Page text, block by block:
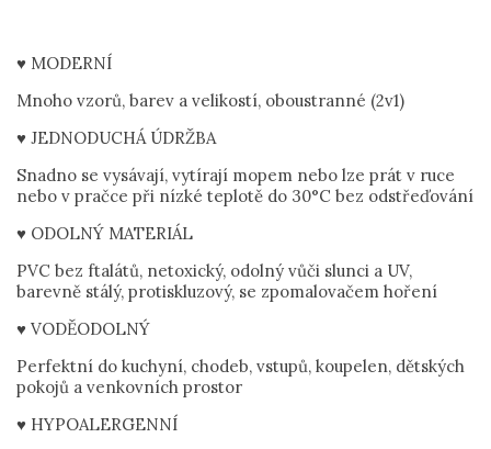
♥ MODERNÍ
Mnoho vzorů, barev a velikostí, oboustranné (2v1)
♥ JEDNODUCHÁ ÚDRŽBA
Snadno se vysávají, vytírají mopem nebo lze prát v ruce
nebo v pračce při nízké teplotě do 30°C bez odstřeďování
♥ ODOLNÝ MATERIÁL
PVC bez ftalátů, netoxický, odolný vůči slunci a UV,
barevně stálý, protiskluzový, se zpomalovačem hoření
♥ VODĚODOLNÝ
Perfektní do kuchyní, chodeb, vstupů, koupelen, dětských
pokojů a venkovních prostor
♥ HYPOALERGENNÍ